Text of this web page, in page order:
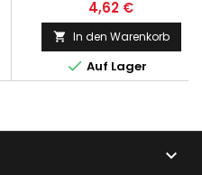
4,62 €
 In den Warenkorb
 Auf Lager
